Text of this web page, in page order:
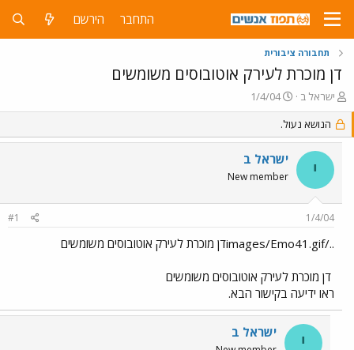
התחבר הירשם
תחבורה ציבורית
דן מוכרת לעירק אוטובוסים משומשים
פ
ו
ת
ח
נ
ישראל ב
פ
ו
ס
ם
ב
ת
1/4/04
הנושא נעול.
י ישראל ב
New member
1/4/04
#1
../images/Emo41.gifדן מוכרת לעירק אוטובוסים משומשים
דן מוכרת לעירק אוטובוסים משומשים
ראו ידיעה בקישור הבא.
י ישראל ב